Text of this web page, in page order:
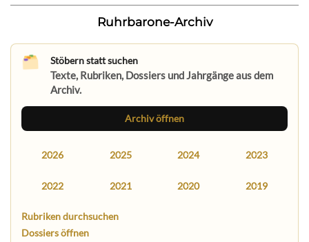
Ruhrbarone-Archiv
Stöbern statt suchen
Texte, Rubriken, Dossiers und Jahrgänge aus dem
Archiv.
Archiv öffnen
2026 2025 2024 2023
2022 2021 2020 2019
Rubriken durchsuchen
Dossiers öffnen